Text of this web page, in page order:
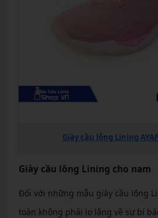
Giày cầu lông Lining
Giày cầu lông Lining cho nam
Đối với những mẫu giày cầu lông
toàn không phải lo lắng về sự bí